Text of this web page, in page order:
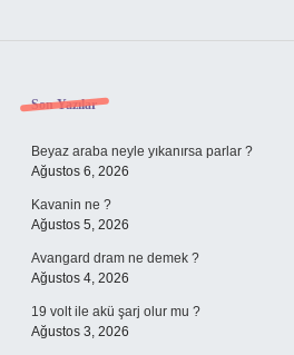
Sidebar
Son Yazılar
Beyaz araba neyle yıkanırsa parlar ?
Ağustos 6, 2026
Kavanin ne ?
Ağustos 5, 2026
Avangard dram ne demek ?
Ağustos 4, 2026
19 volt ile akü şarj olur mu ?
Ağustos 3, 2026